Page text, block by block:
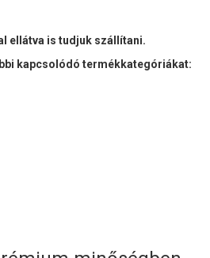
ellátva is tudjuk szállítani.
kapcsolódó termékkategóriákat: